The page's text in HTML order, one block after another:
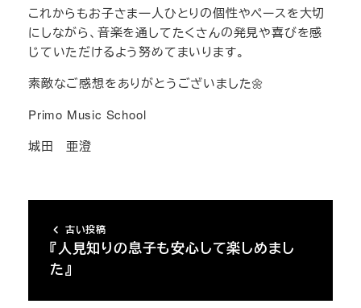
これからもお子さま一人ひとりの個性やペースを大切
にしながら、音楽を通してたくさんの発見や喜びを感
じていただけるよう努めてまいります。
素敵なご感想をありがとうございました🌼
Primo Music School
城田 亜澄
古い投稿
『人見知りの息子も安心して楽しめまし
た』